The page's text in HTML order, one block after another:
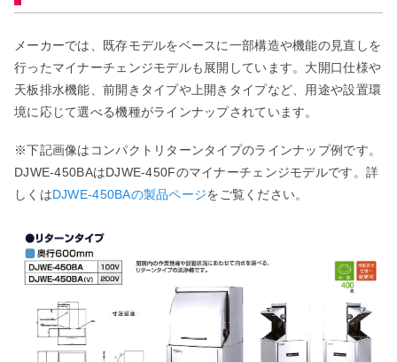
メーカーでは、既存モデルをベースに一部構造や機能の見直しを
行ったマイナーチェンジモデルも展開しています。大開口仕様や
天板排水機能、前開きタイプや上開きタイプなど、用途や設置環
境に応じて選べる機種がラインナップされています。
※下記画像はコンパクトリターンタイプのラインナップ例です。
DJWE-450BAはDJWE-450Fのマイナーチェンジモデルです。詳
しくはDJWE-450BAの製品ページをご覧ください。